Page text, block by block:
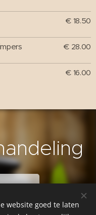
€ 18.50
€ 28.00
€ 16.00
website goed te laten